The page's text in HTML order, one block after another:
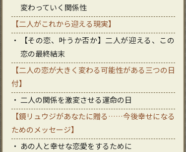
変わっていく関係性
【二人がこれから迎える現実】
【その恋、叶うか否か】二人が迎える、この
恋の最終結末
【二人の恋が大きく変わる可能性がある三つの日
付】
二人の関係を激変させる運命の日
【鏡リュウジがあなたに贈る……今後幸せになる
ためのメッセージ】
あの人と幸せな恋愛をするために